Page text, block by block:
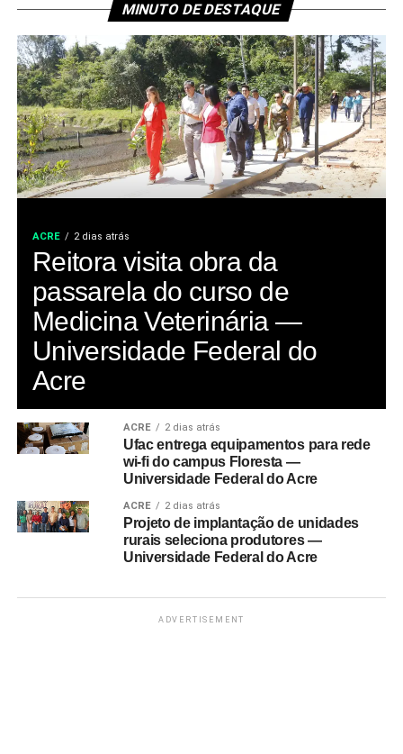
MINUTO DE DESTAQUE
ACRE 2 dias atrás
Reitora visita obra da
passarela do curso de
Medicina Veterinária —
Universidade Federal do
Acre
ACRE 2 dias atrás
Ufac entrega equipamentos para rede
wi-fi do campus Floresta —
Universidade Federal do Acre
ACRE 2 dias atrás
Projeto de implantação de unidades
rurais seleciona produtores —
Universidade Federal do Acre
ADVERTISEMENT